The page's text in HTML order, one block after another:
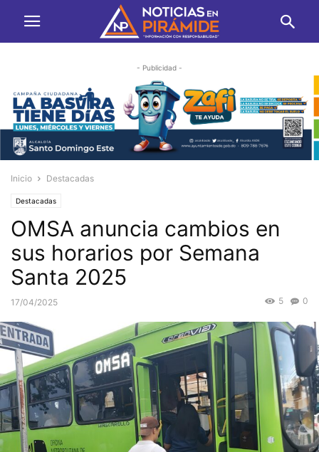
- Publicidad -
Inicio Destacadas
Destacadas
OMSA anuncia cambios en
sus horarios por Semana
Santa 2025
17/04/2025 0
5